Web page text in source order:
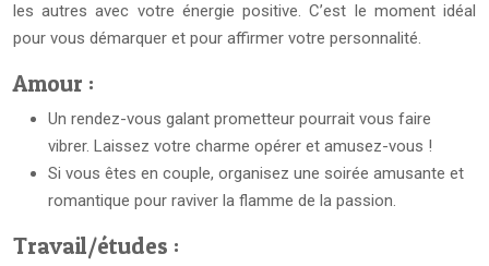
les autres avec votre énergie positive. C’est le moment idéal
pour vous démarquer et pour affirmer votre personnalité.
Amour :
Un rendez-vous galant prometteur pourrait vous faire
vibrer. Laissez votre charme opérer et amusez-vous !
Si vous êtes en couple, organisez une soirée amusante et
romantique pour raviver la flamme de la passion.
Travail/études :